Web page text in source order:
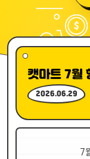
캣마트 7월
2026.06.29
7